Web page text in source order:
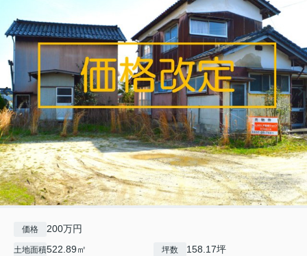
価格 200万円
土地面積522.89㎡ 坪数 158.17坪